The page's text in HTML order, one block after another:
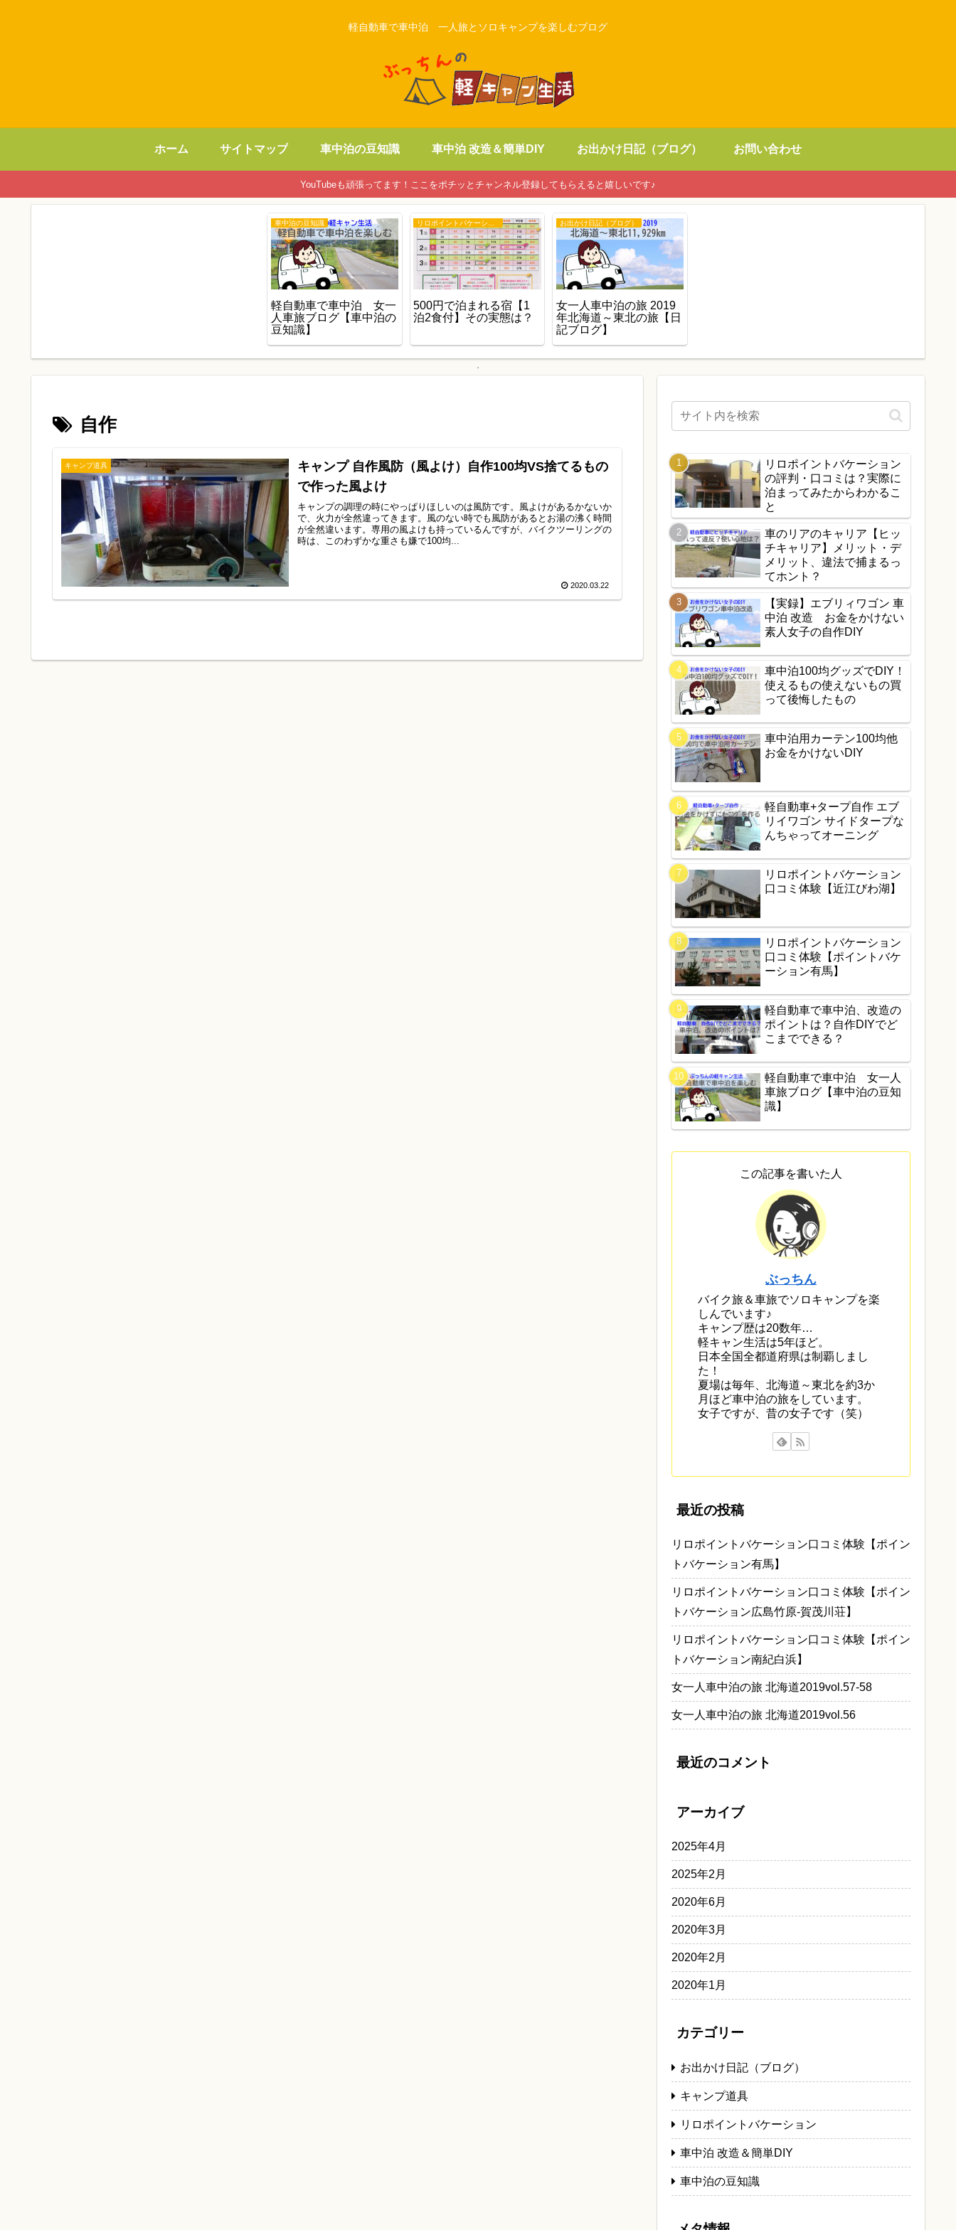
軽自動車で車中泊 一人旅とソロキャンプを楽しむブログ
ホーム サイトマップ 車中泊の豆知識 車中泊 改造＆簡単DIY お出かけ日記（ブログ） お問い合わせ
YouTubeも頑張ってます！ここをポチッとチャンネル登録してもらえると嬉しいです♪
車中泊の豆知識
軽自動車で車中泊 女一
人車旅ブログ【車中泊の
豆知識】
500円で泊まれる宿【1
泊2食付】その実態は？
お出かけ日記（ブログ）
女一人車中泊の旅 2019
年北海道～東北の旅【日
記ブログ】
自作
キャンプ道具
キャンプ 自作風防（風よけ）自作100均VS捨てるもの
で作った風よけ
キャンプの調理の時にやっぱりほしいのは風防です。風よけがあるかないか
で、火力が全然違ってきます。風のない時でも風防があるとお湯の沸く時間
が全然違います。専用の風よけも持っているんですが、バイクツーリングの
時は、このわずかな重さも嫌で100均...
2020.03.22
リロポイントバケーション
の評判・口コミは？実際に
泊まってみたからわかるこ
と
車のリアのキャリア【ヒッ
チキャリア】メリット・デ
メリット、違法で捕まるっ
てホント？
【実録】エブリィワゴン 車
中泊 改造 お金をかけない
素人女子の自作DIY
車中泊100均グッズでDIY！
使えるもの使えないもの買
って後悔したもの
車中泊用カーテン100均他
お金をかけないDIY
軽自動車+タープ自作 エブ
リイワゴン サイドタープな
んちゃってオーニング
リロポイントバケーション
口コミ体験【近江びわ湖】
リロポイントバケーション
口コミ体験【ポイントバケ
ーション有馬】
軽自動車で車中泊、改造の
ポイントは？自作DIYでど
こまでできる？
軽自動車で車中泊 女一人
車旅ブログ【車中泊の豆知
識】
この記事を書いた人
ぶっちん
バイク旅＆車旅でソロキャンプを楽
しんでいます♪
キャンプ歴は20数年…
軽キャン生活は5年ほど。
日本全国全都道府県は制覇しまし
た！
夏場は毎年、北海道～東北を約3か
月ほど車中泊の旅をしています。
女子ですが、昔の女子です（笑）
最近の投稿
リロポイントバケーション口コミ体験【ポイン
トバケーション有馬】
リロポイントバケーション口コミ体験【ポイン
トバケーション広島竹原-賀茂川荘】
リロポイントバケーション口コミ体験【ポイン
トバケーション南紀白浜】
女一人車中泊の旅 北海道2019vol.57-58
女一人車中泊の旅 北海道2019vol.56
最近のコメント
アーカイブ
2025年4月
2025年2月
2020年6月
2020年3月
2020年2月
2020年1月
カテゴリー
お出かけ日記（ブログ）
キャンプ道具
リロポイントバケーション
車中泊 改造＆簡単DIY
車中泊の豆知識